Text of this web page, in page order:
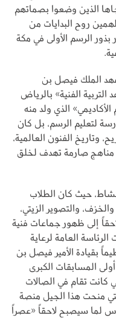
الذين وضعوا بصماتهم
روح البدايات من
بذور الرسم الأولى في مكة
الملك فيصل بن
الفنية» بالرياض
الأكاديمي» الذي ولد منه
لتعليم الرسم، بل كان
وتاريخ الفنون العالمية،
صارمة تهدف لخلق
حيث كان الطلاب
والتصوير الزيتي،
إلى ظهور جماعات فنية
العامة لرعاية
بقيادة الأمير فيصل بن
المسابقات الكبرى
كانت تقام في الصالات
منحت هذا الجيل منصة
لما سيصبح لاحقاً «عصراً